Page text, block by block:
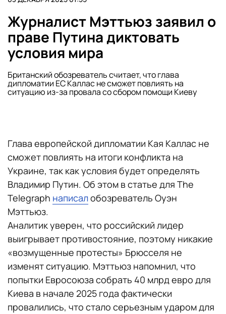
Журналист Мэттьюз заявил о
праве Путина диктовать
условия мира
Британский обозреватель считает, что глава
дипломатии ЕС Каллас не сможет повлиять на
ситуацию из-за провала со сбором помощи Киеву
Глава европейской дипломатии Кая Каллас не
сможет повлиять на итоги конфликта на
Украине, так как условия будет определять
Владимир Путин. Об этом в статье для The
Telegraph написалобозреватель Оуэн
Мэттьюз.
Аналитик уверен, что российский лидер
выигрывает противостояние, поэтому никакие
«возмущенные протесты» Брюсселя не
изменят ситуацию. Мэттьюз напомнил, что
попытки Евросоюза собрать 40 млрд евро для
Киева в начале 2025 года фактически
провалились, что стало серьезным ударом для